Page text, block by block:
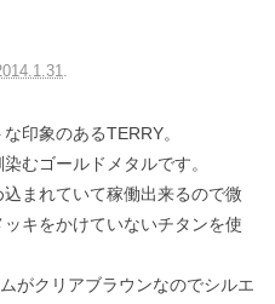
.
印象のあるTERRY。
むゴールドメタルです。
まれていて稼働出来るので微
キをかけていないチタンを使
がクリアブラウンなのでシルエ